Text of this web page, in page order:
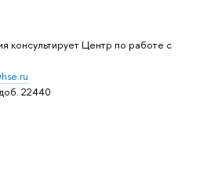
консультирует Центр по работе с
22440